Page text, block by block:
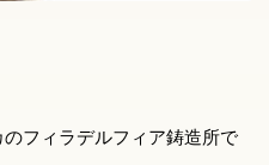
フィラデルフィア鋳造所で